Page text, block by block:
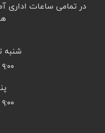
در تمامی ساعات اداری
شنبه
۹:۰۰ الی ۱۶:۳۰
۹:۰۰ الی ۱۲:۳۰